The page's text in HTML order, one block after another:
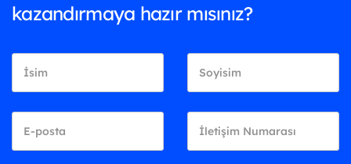
kazandırmaya hazır mısınız?